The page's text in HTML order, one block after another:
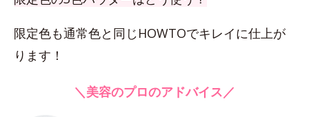
限定色も通常色と同じHOWTOでキレイに仕上が
ります！
＼美容のプロのアドバイス／